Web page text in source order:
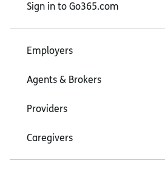
Sign in to Go365.com
Employers
Agents & Brokers
Providers
Caregivers